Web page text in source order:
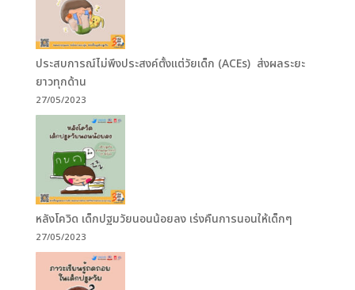
ประสบการณ์ไม่พึงประสงค์ตั้งแต่วัยเด็ก (ACEs) ส่งผลระยะ
ยาวทุกด้าน
27/05/2023
หลังโควิด เด็กปฐมวัยนอนน้อยลง เร่งคืนการนอนให้เด็กๆ
27/05/2023